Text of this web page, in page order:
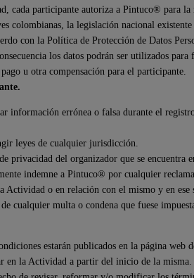
cada participante autoriza a Pintuco® para la
colombianas, la legislación nacional
con la Política de Protección de Datos
los datos podrán ser utilizados
u otra compensación para el participante.
información errónea o falsa durante el
leyes de cualquier jurisdicción.
privacidad del organizador que se
indemne a Pintuco® por cualquier
Actividad o en relación con el mismo y en ese
cualquier multa o condena que fuese
estarán publicados en la página
en la Actividad a partir del inicio de la misma.